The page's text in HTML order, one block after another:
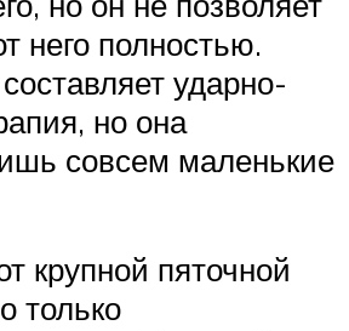
него полностью.
ударно-
но она
совсем маленькие
крупной пяточной
только